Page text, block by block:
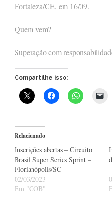
Fortaleza/CE, em 16/09.
Quem vem?
Superação com
Compartilhe isso:
Relacionado
Inscrições abertas – Circuito
Brasil Super Series Sprint –
Florianópolis/SC
02/03/2023
Em "COB"